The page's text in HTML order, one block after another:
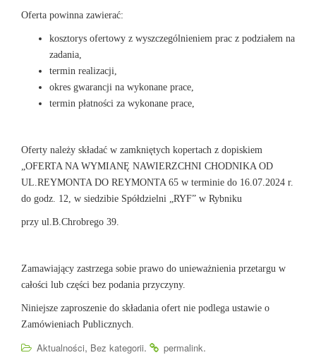
Oferta powinna zawierać:
kosztorys ofertowy z wyszczególnieniem prac z podziałem na
zadania,
termin realizacji,
okres gwarancji na wykonane prace,
termin płatności za wykonane prace,
Oferty należy składać w zamkniętych kopertach z dopiskiem
„OFERTA NA WYMIANĘ NAWIERZCHNI CHODNIKA OD
UL.REYMONTA DO REYMONTA 65 w terminie do 16.07.2024 r.
do godz. 12, w siedzibie Spółdzielni „RYF” w Rybniku
przy ul.B.Chrobrego 39.
Zamawiający zastrzega sobie prawo do unieważnienia przetargu w
całości lub części bez podania przyczyny.
Niniejsze zaproszenie do składania ofert nie podlega ustawie o
Zamówieniach Publicznych.
Aktualności, Bez kategorii. permalink.